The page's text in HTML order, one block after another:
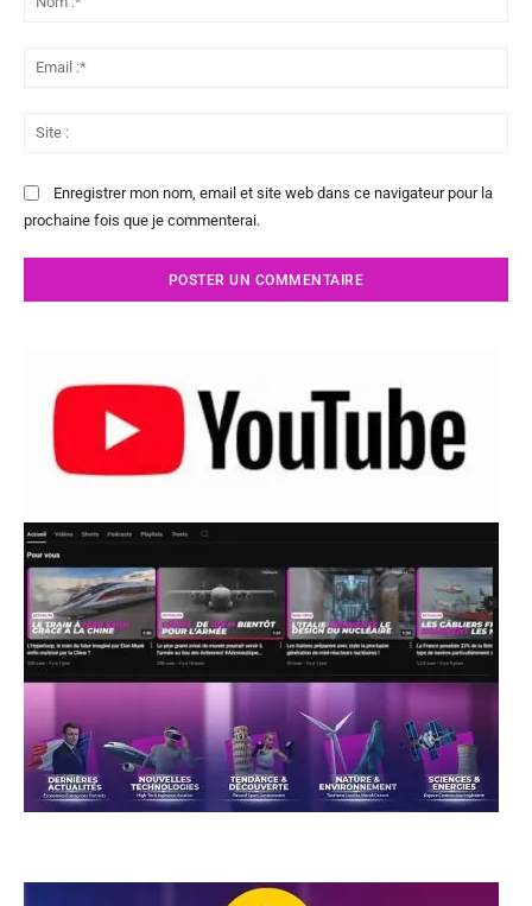
Enregistrer mon nom, email et site web dans ce navigateur pour la
prochaine fois que je commenterai.